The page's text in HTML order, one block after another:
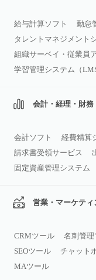
給与計算ソフト 勤怠
タレントマネジメント
組織サーベイ・従業員
学習管理システム（LMS
会計・経理・財務
会計ソフト 経費精算
請求書受領サービス
固定資産管理システム
営業・マーケティ
CRMツール 名刺管理
SEOツール
チャット
MAツール